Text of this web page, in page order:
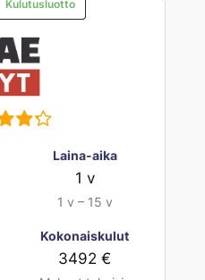
Kulutusluotto
Laina-aika
1 v
1 v – 15 v
Kokonaiskulut
3492 €